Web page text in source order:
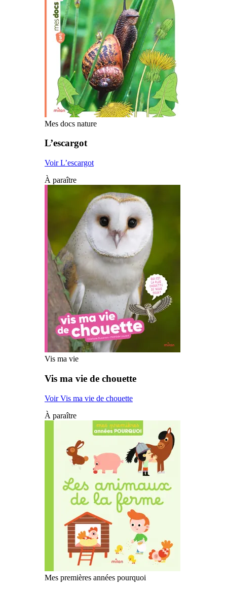
Mes docs nature
L’escargot
Voir L’escargot
À paraître
Vis ma vie
Vis ma vie de chouette
Voir Vis ma vie de chouette
À paraître
Mes premières années pourquoi